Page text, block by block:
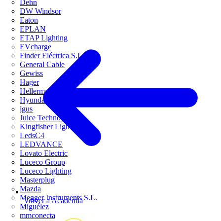
Dehn
DW Windsor
Eaton
EPLAN
ETAP Lighting
EVcharge
Finder Eléctrica S.L.U
General Cable
Gewiss
Hager
HellermannTyton
Hyundai Electric
igus
Juice Technology
Kingfisher Lighting
LedsC4
LEDVANCE
Lovato Electric
Luceco Group
Luceco Lighting
Masterplug
Mazda
Megger Instruments S.L.
Miguélez
mmconecta
Volver a Academia